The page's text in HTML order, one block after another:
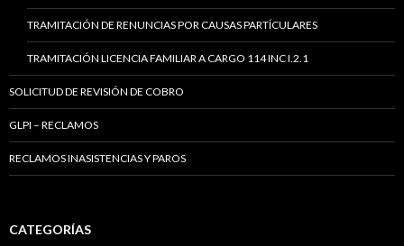
TRAMITACIÓN DE RENUNCIAS POR CAUSAS PARTÍCULARES
TRAMITACIÓN LICENCIA FAMILIAR A CARGO 114 INC I.2.1
SOLICITUD DE REVISIÓN DE COBRO
GLPI – RECLAMOS
RECLAMOS INASISTENCIAS Y PAROS
CATEGORÍAS